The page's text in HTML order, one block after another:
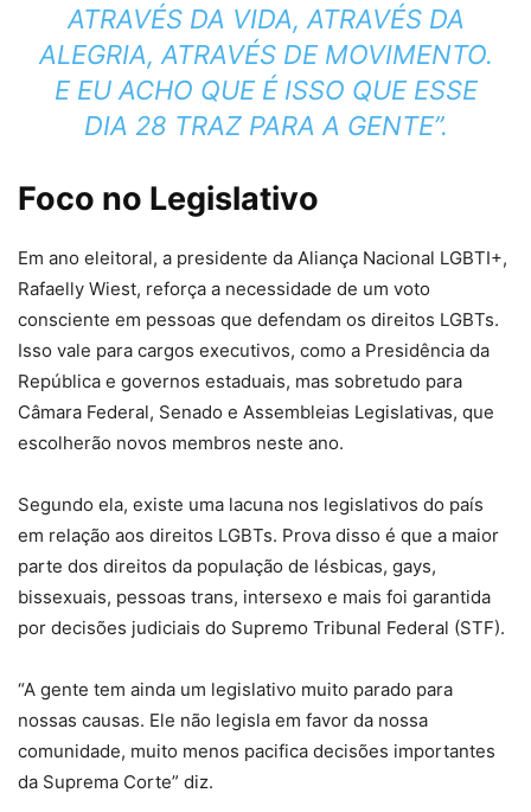
ATRAVÉS DA VIDA, ATRAVÉS DA
ALEGRIA, ATRAVÉS DE MOVIMENTO.
E EU ACHO QUE É ISSO QUE ESSE
DIA 28 TRAZ PARA A GENTE”.
Foco no Legislativo
Em ano eleitoral, a presidente da Aliança Nacional LGBTI+,
Rafaelly Wiest, reforça a necessidade de um voto
consciente em pessoas que defendam os direitos LGBTs.
Isso vale para cargos executivos, como a Presidência da
República e governos estaduais, mas sobretudo para
Câmara Federal, Senado e Assembleias Legislativas, que
escolherão novos membros neste ano.
Segundo ela, existe uma lacuna nos legislativos do país
em relação aos direitos LGBTs. Prova disso é que a maior
parte dos direitos da população de lésbicas, gays,
bissexuais, pessoas trans, intersexo e mais foi garantida
por decisões judiciais do Supremo Tribunal Federal (STF).
“A gente tem ainda um legislativo muito parado para
nossas causas. Ele não legisla em favor da nossa
comunidade, muito menos pacifica decisões importantes
da Suprema Corte” diz.